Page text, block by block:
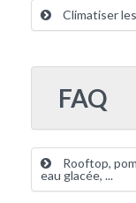
Climatiser
FAQ
Rooftop,
eau glacée, ...